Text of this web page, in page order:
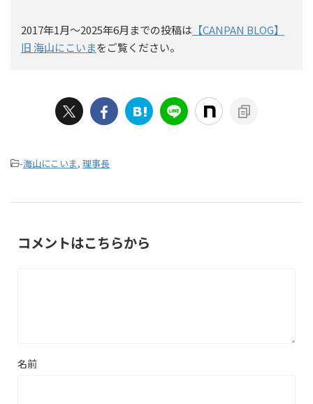
2017年1月〜2025年6月までの投稿は 【CANPAN BLOG】
旧 海山にこいまをご覧ください。
-海山にこいま, 理事長
コメントはこちらから
名前